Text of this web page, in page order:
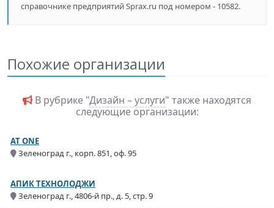
справочнике предприятий Sprax.ru под номером - 10582.
Похожие организации
В рубрике "Дизайн – услуги" также находятся
следующие организации:
AT ONE
Зеленоград г., корп. 851, оф. 95
АПИК ТЕХНОЛОДЖИ
Зеленоград г., 4806-й пр., д. 5, стр. 9